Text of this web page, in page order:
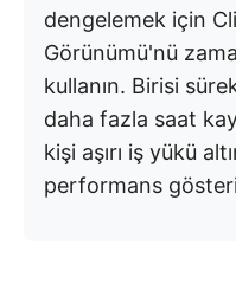
dengelemek için
Görünümü'nü
kullanın. Birisi
daha fazla saat
kişi aşırı iş yükü
performans